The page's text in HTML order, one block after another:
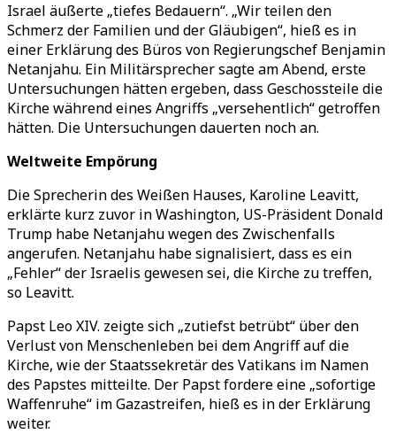
Israel äußerte „tiefes Bedauern“. „Wir teilen den
Schmerz der Familien und der Gläubigen“, hieß es in
einer Erklärung des Büros von Regierungschef Benjamin
Netanjahu. Ein Militärsprecher sagte am Abend, erste
Untersuchungen hätten ergeben, dass Geschossteile die
Kirche während eines Angriffs „versehentlich“ getroffen
hätten. Die Untersuchungen dauerten noch an.
Weltweite Empörung
Die Sprecherin des Weißen Hauses, Karoline Leavitt,
erklärte kurz zuvor in Washington, US-Präsident Donald
Trump habe Netanjahu wegen des Zwischenfalls
angerufen. Netanjahu habe signalisiert, dass es ein
„Fehler“ der Israelis gewesen sei, die Kirche zu treffen,
so Leavitt.
Papst Leo XIV. zeigte sich „zutiefst betrübt“ über den
Verlust von Menschenleben bei dem Angriff auf die
Kirche, wie der Staatssekretär des Vatikans im Namen
des Papstes mitteilte. Der Papst fordere eine „sofortige
Waffenruhe“ im Gazastreifen, hieß es in der Erklärung
weiter.